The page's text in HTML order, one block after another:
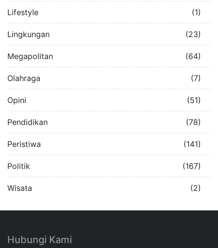
Lifestyle (1)
Lingkungan (23)
Megapolitan (64)
Olahraga (7)
Opini (51)
Pendidikan (78)
Peristiwa (141)
Politik (167)
Wisata (2)
Hubungi Kami